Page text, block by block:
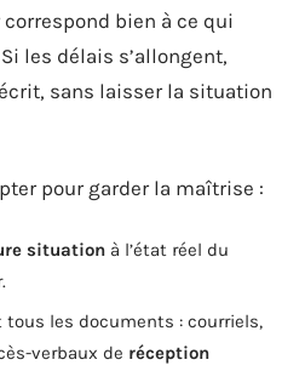
bien à ce qui
les délais s’allongent,
sans laisser la situation
pour garder la maîtrise :
situation à l’état réel du
tous les documents : courriels,
verbaux de réception